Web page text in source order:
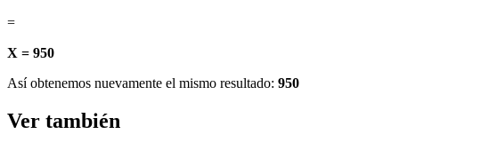
=
X = 950
Así obtenemos nuevamente el mismo resultado: 950
Ver también